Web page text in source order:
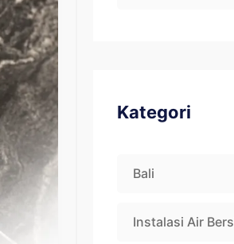
Kategori
Bali
Instalasi Air